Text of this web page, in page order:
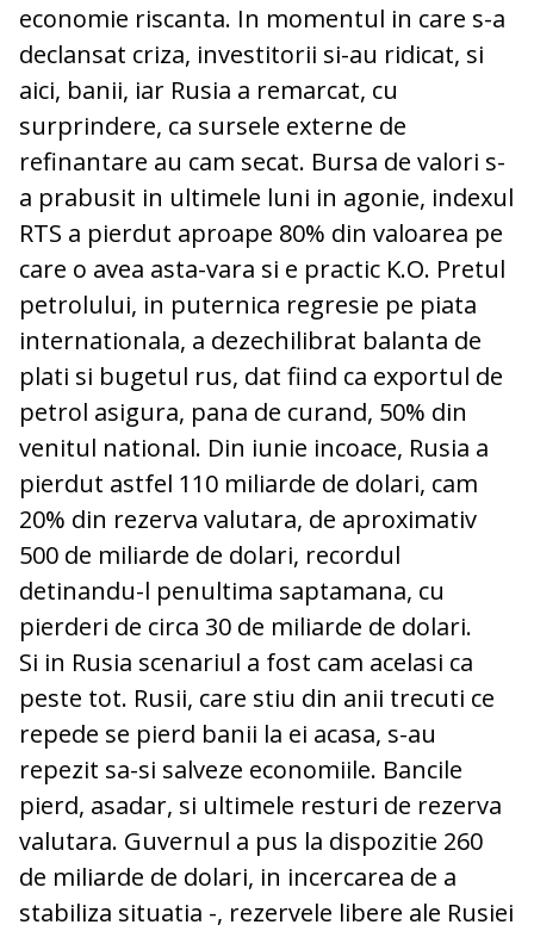
economie riscanta. In momentul in care s-a
declansat criza, investitorii si-au ridicat, si
aici, banii, iar Rusia a remarcat, cu
surprindere, ca sursele externe de
refinantare au cam secat. Bursa de valori s-
a prabusit in ultimele luni in agonie, indexul
RTS a pierdut aproape 80% din valoarea pe
care o avea asta-vara si e practic K.O. Pretul
petrolului, in puternica regresie pe piata
internationala, a dezechilibrat balanta de
plati si bugetul rus, dat fiind ca exportul de
petrol asigura, pana de curand, 50% din
venitul national. Din iunie incoace, Rusia a
pierdut astfel 110 miliarde de dolari, cam
20% din rezerva valutara, de aproximativ
500 de miliarde de dolari, recordul
detinandu-l penultima saptamana, cu
pierderi de circa 30 de miliarde de dolari.
Si in Rusia scenariul a fost cam acelasi ca
peste tot. Rusii, care stiu din anii trecuti ce
repede se pierd banii la ei acasa, s-au
repezit sa-si salveze economiile. Bancile
pierd, asadar, si ultimele resturi de rezerva
valutara. Guvernul a pus la dispozitie 260
de miliarde de dolari, in incercarea de a
stabiliza situatia -, rezervele libere ale Rusiei